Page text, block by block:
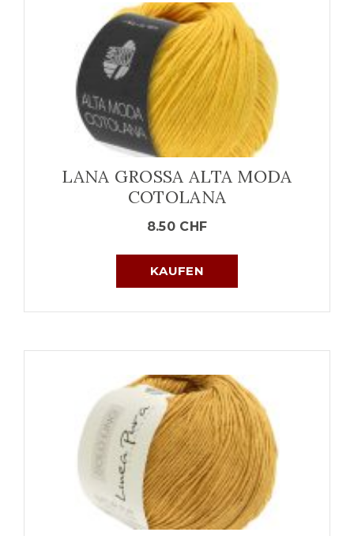
LANA GROSSA ALTA MODA
COTOLANA
8.50 CHF
KAUFEN